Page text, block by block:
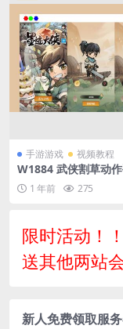
手游游戏 视频教程
W1884 武侠割草动
【江湖墨迹大侠代金
0级版】最新整理单
+安卓+详细搭建教程
程
1 年前 275
限时活动！
送其他两站
新人免费领取服